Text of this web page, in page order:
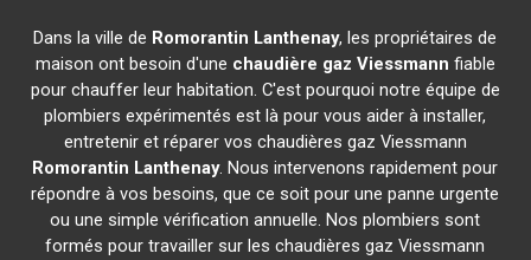
Dans la ville de Romorantin Lanthenay, les propriétaires de
maison ont besoin d'une chaudière gaz Viessmann fiable
pour chauffer leur habitation. C'est pourquoi notre équipe de
plombiers expérimentés est là pour vous aider à installer,
entretenir et réparer vos chaudières gaz Viessmann
Romorantin Lanthenay. Nous intervenons rapidement pour
répondre à vos besoins, que ce soit pour une panne urgente
ou une simple vérification annuelle. Nos plombiers sont
formés pour travailler sur les chaudières gaz Viessmann